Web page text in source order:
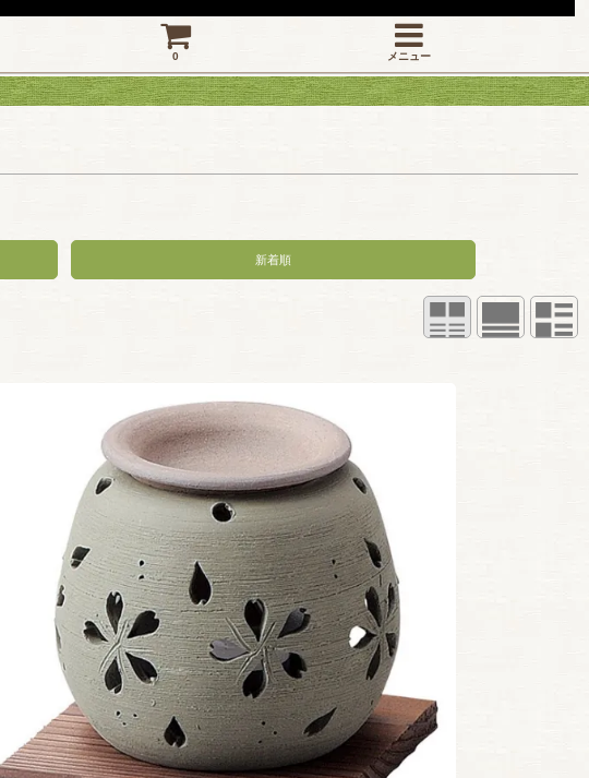
新着順
0 メニュー